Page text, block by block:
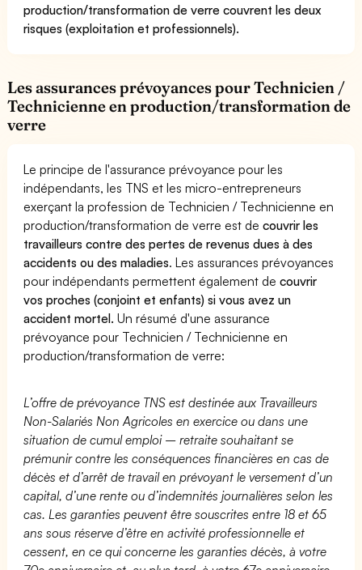
production/transformation de verre couvrent les deux
risques (exploitation et professionnels).
Les assurances prévoyances pour Technicien /
Technicienne en production/transformation de
verre
Le principe de l'assurance prévoyance pour les
indépendants, les TNS et les micro-entrepreneurs
exerçant la profession de Technicien / Technicienne en
production/transformation de verre est decouvrir les
travailleurs contre des pertes de revenus dues à des
accidents ou des maladies. Les assurances prévoyances
pour indépendants permettent également decouvrir
vos proches (conjoint et enfants) si vous avez un
accident mortel. Un résumé d'une assurance
prévoyance pour Technicien / Technicienne en
production/transformation de verre:
L’offre de prévoyance TNS est destinée aux Travailleurs
Non-Salariés Non Agricoles en exercice ou dans une
situation de cumul emploi – retraite souhaitant se
prémunir contre les conséquences financières en cas de
décès et d’arrêt de travail en prévoyant le versement d’un
capital, d’une rente ou d’indemnités journalières selon les
cas. Les garanties peuvent être souscrites entre 18 et 65
ans sous réserve d’être en activité professionnelle et
cessent, en ce qui concerne les garanties décès, à votre